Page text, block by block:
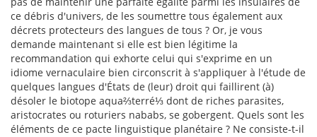
ce débris d'univers, de les soumettre tous également aux
décrets protecteurs des langues de tous ? Or, je vous
demande maintenant si elle est bien légitime la
recommandation qui exhorte celui qui s'exprime en un
idiome vernaculaire bien circonscrit à s'appliquer à l'étude de
quelques langues d'États de (leur) droit qui faillirent (à)
désoler le biotope aqua⅔terré⅓ dont de riches parasites,
aristocrates ou roturiers nababs, se gobergent. Quels sont les
éléments de ce pacte linguistique planétaire ? Ne consiste-t-il